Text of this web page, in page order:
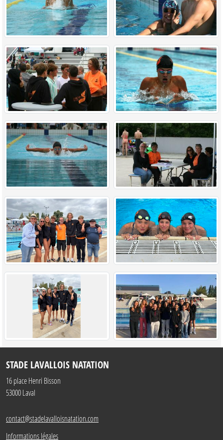
STADE LAVALLOIS NATATION
16 place Henri Bisson
53000Laval
contact@stadelavalloisnatation.com
Informations légales